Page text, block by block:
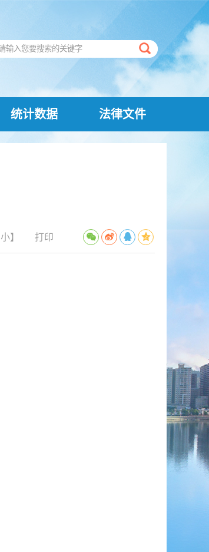
统计数据 法律文件
小】 打印